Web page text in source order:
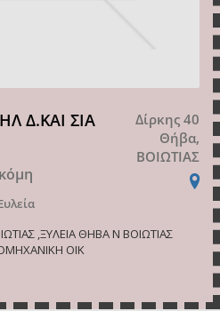
Δ.ΚΑΙ ΣΙΑ
Δίρκης 40
Θήβα,
ΒΟΙΩΤΙΑΣ
,ΞΥΛΕΙΑ ΘΗΒΑ Ν ΒΟΙΩΤΙΑΣ
ΟΙΚ